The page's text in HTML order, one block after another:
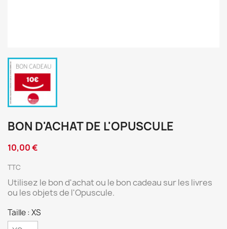
BON D'ACHAT DE L'OPUSCULE
10,00 €
TTC
Utilisez le bon d'achat ou le bon cadeau sur les livres
ou les objets de l'Opuscule.
Taille : XS